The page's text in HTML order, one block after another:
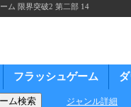
ム 限界突破2 第二部 14
フラッシュゲーム
ジャンル詳細